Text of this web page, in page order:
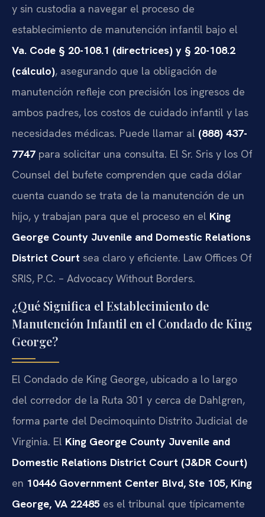
y sin custodia a navegar el proceso de
establecimiento de manutención infantil bajo el
Va. Code § 20-108.1 (directrices) y § 20-108.2
(cálculo), asegurando que la obligación de
manutención refleje con precisión los ingresos de
ambos padres, los costos de cuidado infantil y las
necesidades médicas. Puede llamar al (888) 437-
7747 para solicitar una consulta. El Sr. Sris y los Of
Counsel del bufete comprenden que cada dólar
cuenta cuando se trata de la manutención de un
hijo, y trabajan para que el proceso en el King
George County Juvenile and Domestic Relations
District Court sea claro y eficiente. Law Offices Of
SRIS, P.C. – Advocacy Without Borders.
¿Qué Significa el Establecimiento de
Manutención Infantil en el Condado de King
George?
El Condado de King George, ubicado a lo largo
del corredor de la Ruta 301 y cerca de Dahlgren,
forma parte del Decimoquinto Distrito Judicial de
Virginia. El King George County Juvenile and
Domestic Relations District Court (J&DR Court)
en 10446 Government Center Blvd, Ste 105, King
George, VA 22485 es el tribunal que típicamente